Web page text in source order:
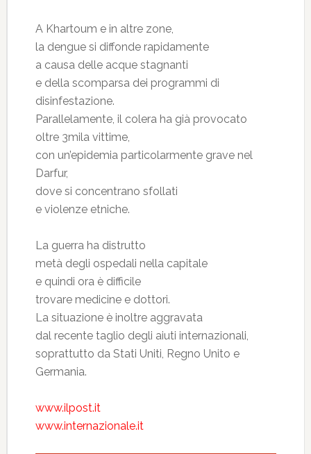
A Khartoum e in altre zone,
la dengue si diffonde rapidamente
a causa delle acque stagnanti
e della scomparsa dei programmi di
disinfestazione.
Parallelamente, il colera ha già provocato
oltre 3mila vittime,
con un’epidemia particolarmente grave nel
Darfur,
dove si concentrano sfollati
e violenze etniche.
La guerra ha distrutto
metà degli ospedali nella capitale
e quindi ora è difficile
trovare medicine e dottori.
La situazione è inoltre aggravata
dal recente taglio degli aiuti internazionali,
soprattutto da Stati Uniti, Regno Unito e
Germania.
www.ilpost.it
www.internazionale.it